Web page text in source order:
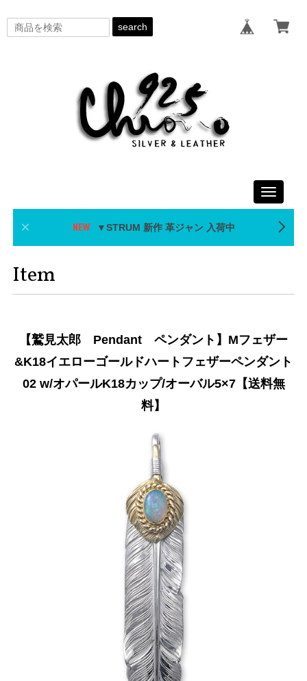
search
Toggle
▼STRUM 新作 革ジャン 入荷中
Item
【鷲見太郎 Pendant ペンダント】Mフェザー
&K18イエローゴールドハートフェザーペンダント
02 w/オパールK18カップ/オーバル5×7【送料無
料】